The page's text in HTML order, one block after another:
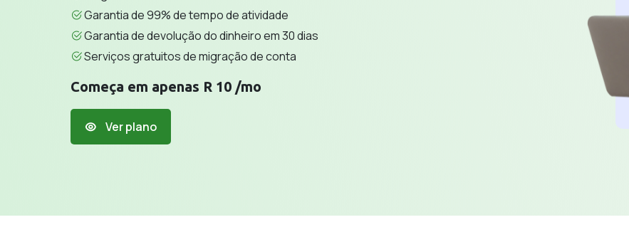
Garantia de 99% de tempo de atividade
Garantia de devolução do dinheiro em 30 dias
Serviços gratuitos de migração de conta
Começa em apenas R 10 /mo
Ver plano